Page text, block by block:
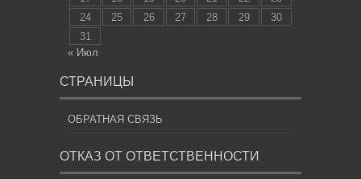
24
25 26 27 28 29
30
31
« Июл
СТРАНИЦЫ
ОБРАТНАЯ СВЯЗЬ
ОТКАЗ ОТ ОТВЕТСТВЕННОСТИ